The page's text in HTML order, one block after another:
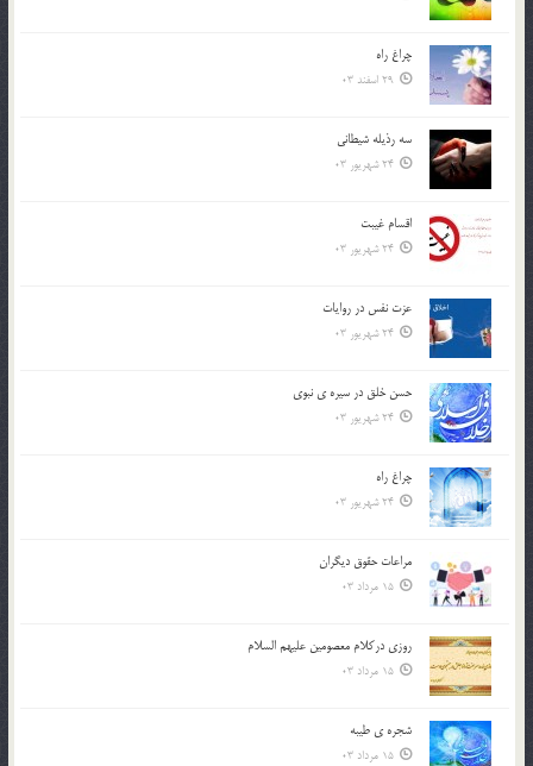
چراغ راه
29 اسفند 03
سه رذیله شیطانی
24 شهریور 03
اقسام غيبت
24 شهریور 03
عزت نفس در روايات
24 شهریور 03
حسن خلق در سيره ي نبوي
24 شهریور 03
چراغ راه
24 شهریور 03
مراعات حقوق ديگران
15 مرداد 03
روزي دركلام معصومين عليهم السلام
15 مرداد 03
شجره ي طيبه
15 مرداد 03